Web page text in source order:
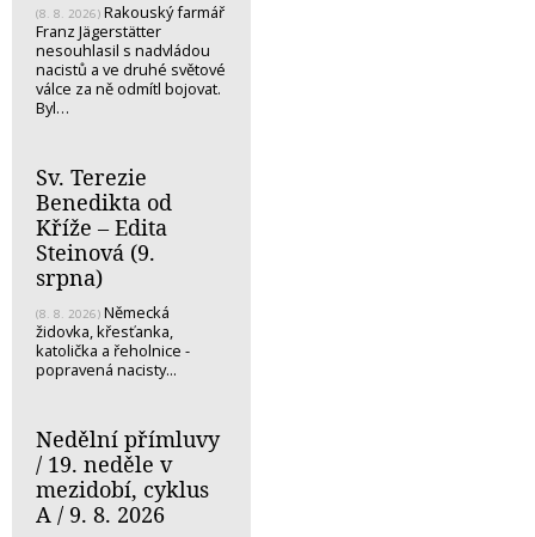
(8. 8. 2026) Rakouský farmář
Franz Jägerstätter
nesouhlasil s nadvládou
nacistů a ve druhé světové
válce za ně odmítl bojovat.
Byl…
Sv. Terezie
Benedikta od
Kříže – Edita
Steinová (9.
srpna)
(8. 8. 2026) Německá
židovka, křesťanka,
katolička a řeholnice -
popravená nacisty...
Nedělní přímluvy
/ 19. neděle v
mezidobí, cyklus
A / 9. 8. 2026